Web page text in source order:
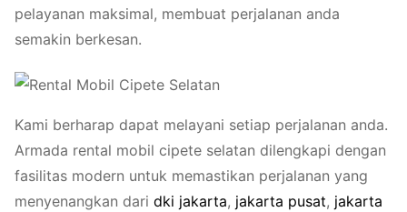
pelayanan maksimal, membuat perjalanan anda
semakin berkesan.
Kami berharap dapat melayani setiap perjalanan anda.
Armada rental mobil cipete selatan dilengkapi dengan
fasilitas modern untuk memastikan perjalanan yang
menyenangkan dari dki jakarta, jakarta pusat, jakarta